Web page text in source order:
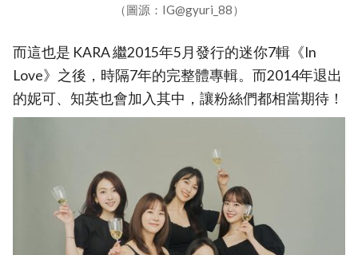
（圖源：IG@gyuri_88）
而這也是 KARA 繼2015年5月發行的迷你7輯《In
Love》之後，時隔7年的完整體專輯。而2014年退出
的妮可、知英也會加入其中，讓粉絲們都相當期待！